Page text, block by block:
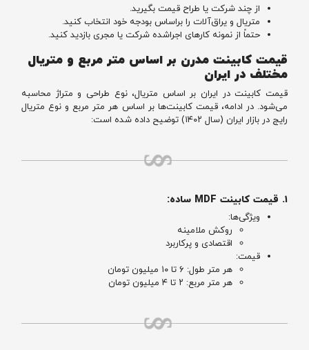
از چند شرکت یا طراح قیمت بگیرید.
متریال و یراق‌آلات را براساس بودجه خود انتخاب کنید.
حتماً از نمونه کارهای اجراشده شرکت یا مجری بازدید کنید.
قیمت کابینت مدرن بر اساس متر مربع و متریال
مختلف در ایران
ChatGPT said:
قیمت کابینت در ایران بر اساس متریال، نوع طراحی و متراژ محاسبه
می‌شود. در ادامه، قیمت کابینت‌ها بر اساس هر متر مربع و نوع متریال
رایج در بازار ایران (سال ۱۴۰۲) توضیح داده شده است:
۱. قیمت کابینت MDF ساده:
ویژگی‌ها:
روکش ملامینه
اقتصادی و پرکاربرد
قیمت:
هر متر طول: ۶ تا ۱۰ میلیون تومان
هر متر مربع: ۲ تا ۴ میلیون تومان